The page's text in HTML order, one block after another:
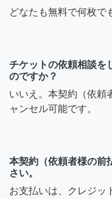
どなたも無料で何枚で
チケットの依頼相談を
のですか？
いいえ。本契約（依頼
ャンセル可能です。
本契約（依頼者様の前
さい。
お支払いは、クレジッ